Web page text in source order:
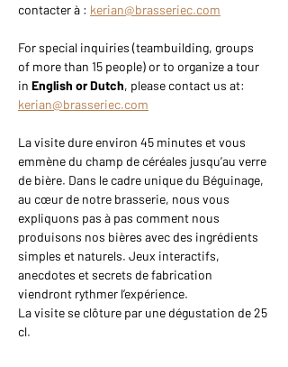
contacter à : kerian@brasseriec.com
For special inquiries (teambuilding, groups
of more than 15 people) or to organize a tour
in English or Dutch, please contact us at:
kerian@brasseriec.com
La visite dure environ 45 minutes et vous
emmène du champ de céréales jusqu’au verre
de bière. Dans le cadre unique du Béguinage,
au cœur de notre brasserie, nous vous
expliquons pas à pas comment nous
produisons nos bières avec des ingrédients
simples et naturels. Jeux interactifs,
anecdotes et secrets de fabrication
viendront rythmer l’expérience.
La visite se clôture par une dégustation de 25
cl.